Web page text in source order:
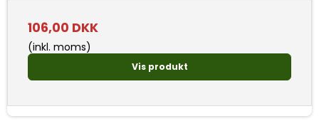
106,00 DKK
(inkl. moms)
Vis produkt